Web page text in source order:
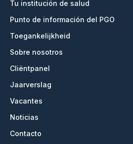
Tu institución de salud
Punto de información del PGO
Toegankelijkheid
Sobre nosotros
Cliëntpanel
Jaarverslag
Vacantes
Noticias
Contacto